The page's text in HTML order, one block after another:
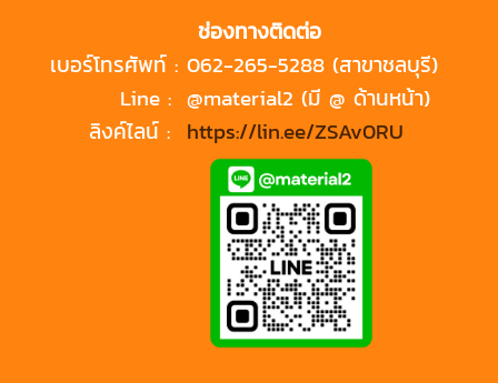
ช่องทางติดต่อ
เบอร์โทรศัพท์ : 062-265-5288 (สาขาชลบุรี)
Line : @material2 (มี @ ด้านหน้า)
ลิงค์ไลน์ : https://lin.ee/ZSAv0RU